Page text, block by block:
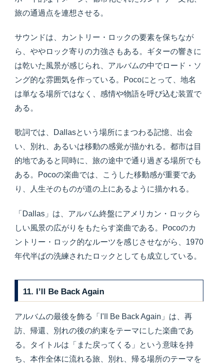
旅の通過点を連想させる。
サウンドは、カントリー・ロックの要素を保ちなが
ら、ややロック寄りの力強さもある。ギターの響きに
は乾いた風景が感じられ、アルバムの中でロード・ソ
ング的な雰囲気を作っている。Pocoにとって、地名
は単なる場所ではなく、感情や物語を呼び込む装置で
ある。
歌詞では、Dallasという場所にまつわる記憶、出会
い、別れ、あるいは移動の感覚が描かれる。都市は目
的地であると同時に、旅の途中で通り過ぎる場所でも
ある。Pocoの楽曲では、こうした移動感が重要であ
り、人生そのものが道の上にあるように描かれる。
「Dallas」は、アルバム終盤にアメリカン・ロックら
しい風景の広がりをもたらす楽曲である。Pocoのカ
ントリー・ロック的なルーツを感じさせながら、1970
年代半ばの洗練されたロックとしても成立している。
11. I’ll Be Back Again
アルバムの最後を飾る「I’ll Be Back Again」は、再
訪、帰還、別れの後の約束をテーマにした楽曲であ
る。タイトルは「また戻ってくる」という意味を持
ち、本作全体に流れる旅、別れ、帰る場所のテーマを